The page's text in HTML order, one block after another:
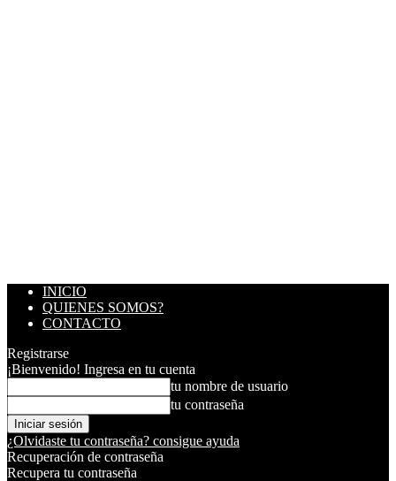
INICIO
QUIENES SOMOS?
CONTACTO
Registrarse
¡Bienvenido! Ingresa en tu cuenta
tu nombre de usuario
tu contraseña
¿Olvidaste tu contraseña? consigue ayuda
Recuperación de contraseña
Recupera tu contraseña